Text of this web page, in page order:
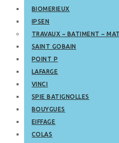
BIOMERIEUX
IPSEN
TRAVAUX – BATIMENT –
SAINT GOBAIN
POINT P
LAFARGE
VINCI
SPIE BATIGNOLLES
BOUYGUES
EIFFAGE
COLAS